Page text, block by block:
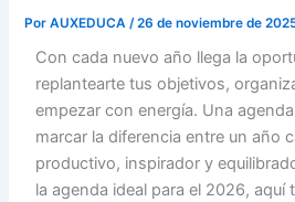
PorAUXEDUCA/26 de noviembre de
Con cada nuevo año llega la
replantearte tus objetivos,
empezar con energía. Una
marcar la diferencia entre un año
productivo, inspirador y
la agenda ideal para el 2026, aquí